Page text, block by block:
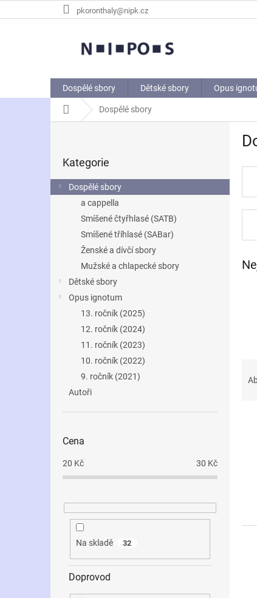
na
pkoronthaly@nipk.cz
Dospělé sbory Dětské sbory Opus
Domů Dospělé sbory
r
a
kategorie
Kategorie
Dospělé sbory
a cappella
Smíšené čtyřhlasé (SATB)
Smíšené tříhlasé (SABar)
Ženské a dívčí sbory
Mužské a chlapecké sbory
Dětské sbory
Opus ignotum
13. ročník (2025)
12. ročník (2024)
11. ročník (2023)
10. ročník (2022)
9. ročník (2021)
Autoři
Cena
20 Kč 30 Kč
Na skladě 32
Doprovod
t
d